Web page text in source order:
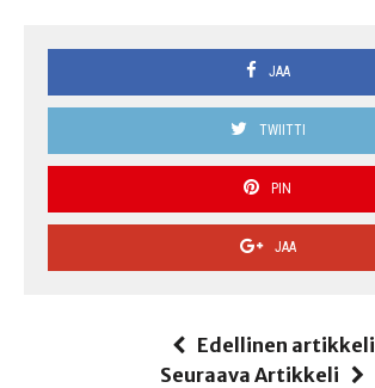
JAA
TWIITTI
PIN
JAA
Edellinen artikkeli
Seuraava Artikkeli